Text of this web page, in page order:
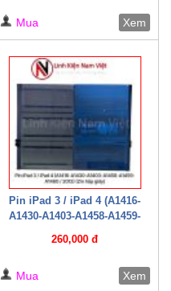
Mua Xem
Pin iPad 3 / iPad 4 (A1416-
A1430-A1403-A1458-A1459-
260,000 đ
Mua Xem